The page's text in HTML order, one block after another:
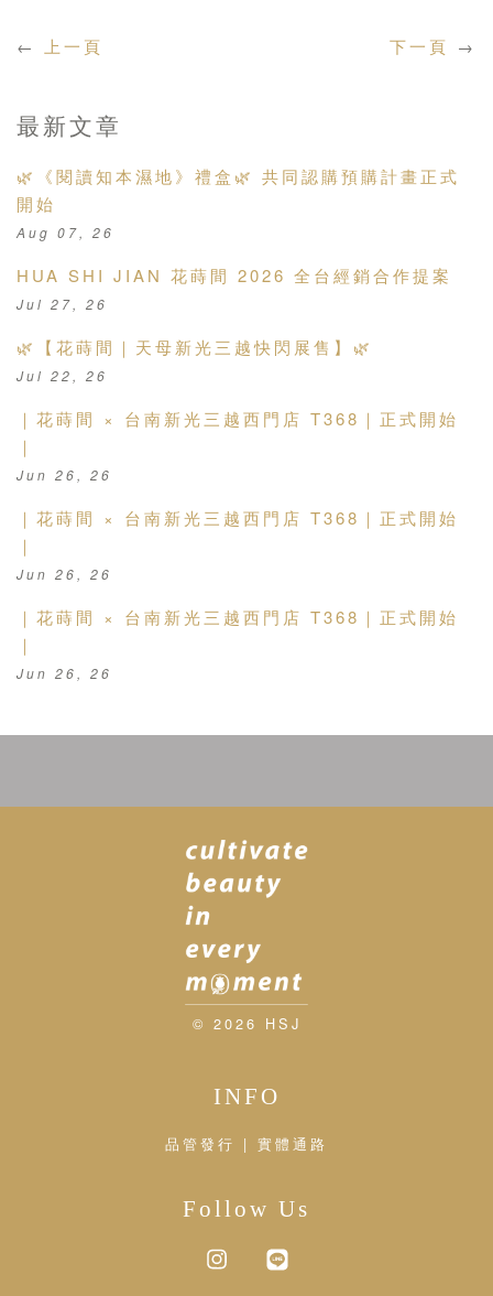
← 上一頁 下一頁 →
最新文章
🌿《閱讀知本濕地》禮盒🌿 共同認購預購計畫正式
開始
Aug 07, 26
HUA SHI JIAN 花蒔間 2026 全台經銷合作提案
Jul 27, 26
🌿【花蒔間｜天母新光三越快閃展售】🌿
Jul 22, 26
｜花蒔間 × 台南新光三越西門店 T368｜正式開始
｜
Jun 26, 26
｜花蒔間 × 台南新光三越西門店 T368｜正式開始
｜
Jun 26, 26
｜花蒔間 × 台南新光三越西門店 T368｜正式開始
｜
Jun 26, 26
© 2026 HSJ
INFO
品管發行 | 實體通路
Follow Us
Instagram